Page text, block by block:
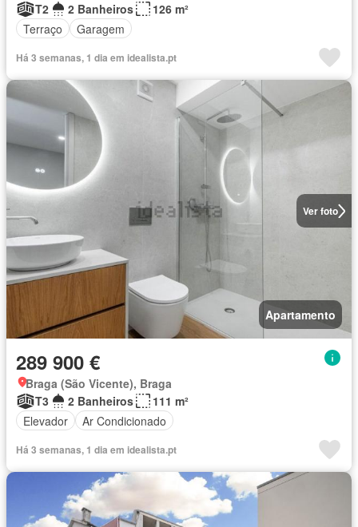
T2
2 Banheiros
126 m²
Terraço
Garagem
Há 3 semanas, 1 dia em idealista.pt
Ver foto
Apartamento
289 900 €
Braga (São Vicente), Braga
T3
2 Banheiros
111 m²
Elevador
Ar Condicionado
Há 3 semanas, 1 dia em idealista.pt